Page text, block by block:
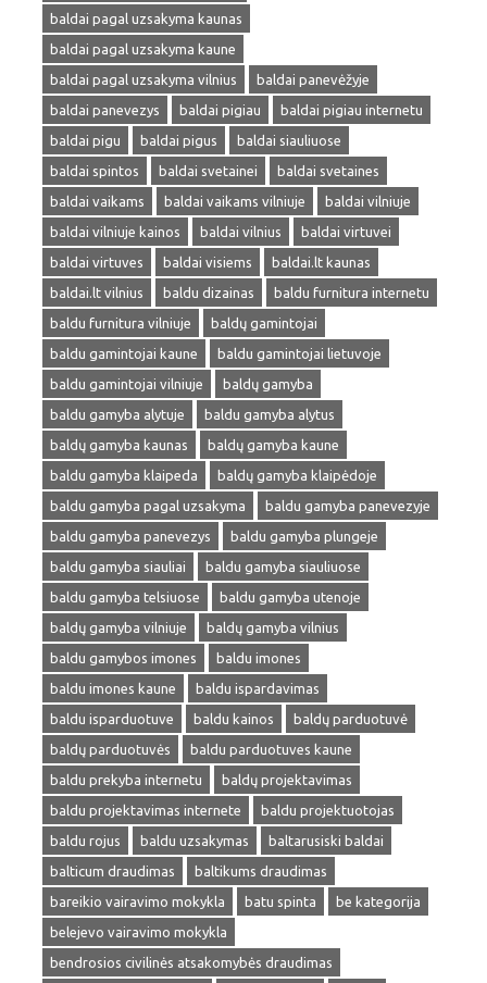
baldai pagal uzsakyma kaunas
baldai pagal uzsakyma kaune
baldai pagal uzsakyma vilnius
baldai panevėžyje
baldai panevezys
baldai pigiau
baldai pigiau internetu
baldai pigu
baldai pigus
baldai siauliuose
baldai spintos
baldai svetainei
baldai svetaines
baldai vaikams
baldai vaikams vilniuje
baldai vilniuje
baldai vilniuje kainos
baldai vilnius
baldai virtuvei
baldai virtuves
baldai visiems
baldai.lt kaunas
baldai.lt vilnius
baldu dizainas
baldu furnitura internetu
baldu furnitura vilniuje
baldų gamintojai
baldu gamintojai kaune
baldu gamintojai lietuvoje
baldu gamintojai vilniuje
baldų gamyba
baldu gamyba alytuje
baldu gamyba alytus
baldų gamyba kaunas
baldų gamyba kaune
baldu gamyba klaipeda
baldų gamyba klaipėdoje
baldu gamyba pagal uzsakyma
baldu gamyba panevezyje
baldu gamyba panevezys
baldu gamyba plungeje
baldu gamyba siauliai
baldu gamyba siauliuose
baldu gamyba telsiuose
baldu gamyba utenoje
baldų gamyba vilniuje
baldų gamyba vilnius
baldu gamybos imones
baldu imones
baldu imones kaune
baldu ispardavimas
baldu isparduotuve
baldu kainos
baldų parduotuvė
baldų parduotuvės
baldu parduotuves kaune
baldu prekyba internetu
baldų projektavimas
baldu projektavimas internete
baldu projektuotojas
baldu rojus
baldu uzsakymas
baltarusiski baldai
balticum draudimas
baltikums draudimas
bareikio vairavimo mokykla
batu spinta
be kategorija
belejevo vairavimo mokykla
bendrosios civilinės atsakomybės draudimas